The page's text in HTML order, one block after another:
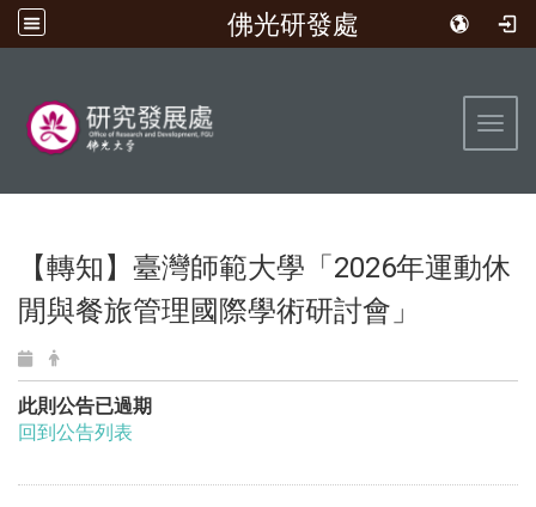
佛光研發處
【轉知】臺灣師範大學「2026年運動休
閒與餐旅管理國際學術研討會」
此則公告已過期
回到公告列表